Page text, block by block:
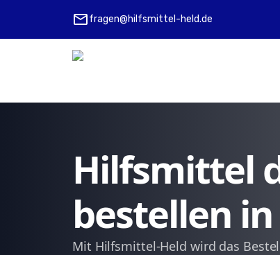
mailfragen@hilfsmittel-held.de
Hilfsmittel
bestellen
Mit Hilfsmittel-Held wird das